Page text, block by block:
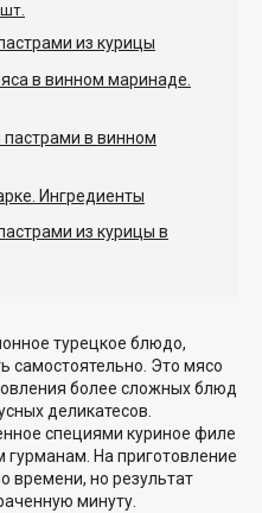
из курицы
в винном маринаде.
пастрами в винном
Ингредиенты
из курицы в
турецкое блюдо,
самостоятельно. Это мясо
более сложных блюд
деликатесов.
специями куриное филе
На приготовление
времени, но результат
минуту.